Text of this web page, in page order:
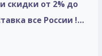
скидки от 2% до
все России !…